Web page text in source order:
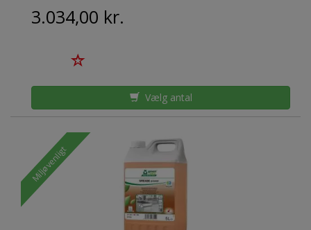
3.034,00 kr.
Vælg antal
Miljøvenligt